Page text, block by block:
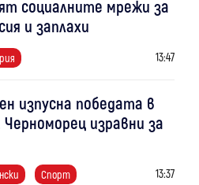
социалните мрежи за
и заплахи
13:47
изпусна победата в
Черноморец изравни за
Спорт 13:37